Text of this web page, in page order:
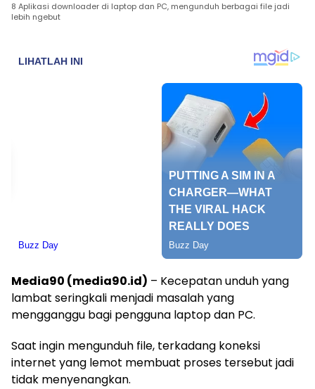
8 Aplikasi downloader di laptop dan PC, mengunduh berbagai file jadi
lebih ngebut
Media90 (media90.id) – Kecepatan unduh yang
lambat seringkali menjadi masalah yang
mengganggu bagi pengguna laptop dan PC.
Saat ingin mengunduh file, terkadang koneksi
internet yang lemot membuat proses tersebut jadi
tidak menyenangkan.